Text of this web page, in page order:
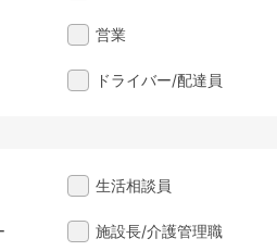
営業
ドライバー/配達員
生活相談員
施設長/介護管理職